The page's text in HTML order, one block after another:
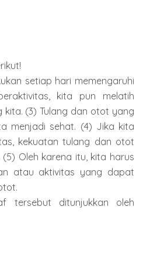
setiap hari memengaruhi
kita pun melatih
(3) Tulang dan otot yang
menjadi sehat. (4) Jika kita
kekuatan tulang dan otot
Oleh karena itu, kita harus
atau aktivitas yang dapat
tersebut ditunjukkan oleh